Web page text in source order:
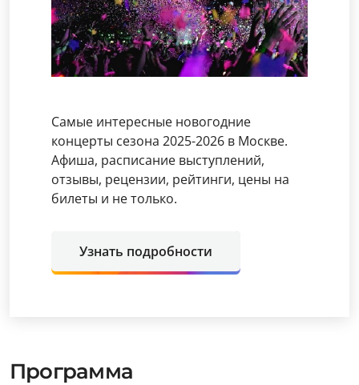
Самые интересные новогодние
концерты сезона 2025-2026 в Москве.
Афиша, расписание выступлений,
отзывы, рецензии, рейтинги, цены на
билеты и не только.
Узнать подробности
Программа